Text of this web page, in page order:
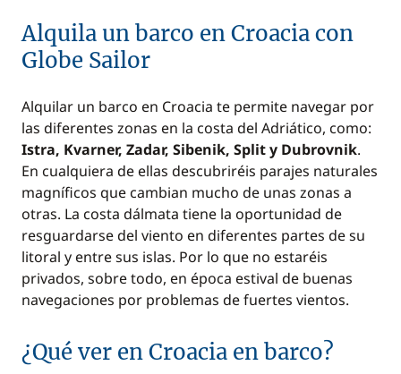
Alquila un barco en Croacia con
Globe Sailor
Alquilar un barco en Croacia te permite navegar por
las diferentes zonas en la costa del Adriático, como:
Istra, Kvarner, Zadar, Sibenik, Split y Dubrovnik.
En cualquiera de ellas descubriréis parajes naturales
magníficos que cambian mucho de unas zonas a
otras. La costa dálmata tiene la oportunidad de
resguardarse del viento en diferentes partes de su
litoral y entre sus islas. Por lo que no estaréis
privados, sobre todo, en época estival de buenas
navegaciones por problemas de fuertes vientos.
¿Qué ver en Croacia en barco?